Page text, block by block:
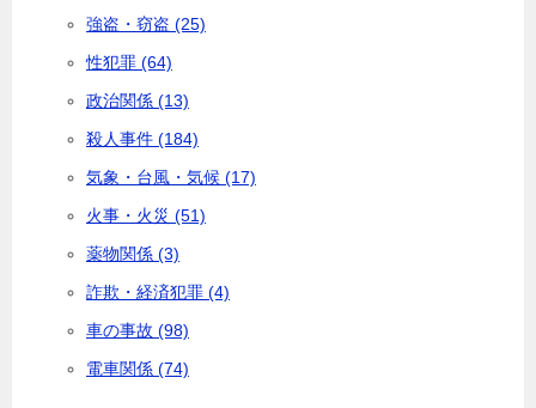
強盗・窃盗 (25)
性犯罪 (64)
政治関係 (13)
殺人事件 (184)
気象・台風・気候 (17)
火事・火災 (51)
薬物関係 (3)
詐欺・経済犯罪 (4)
車の事故 (98)
電車関係 (74)